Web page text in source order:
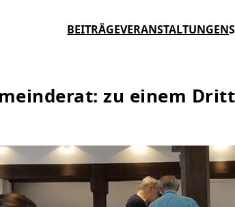
BEITRÄGEVERANSTALTUNGEN
zu einem